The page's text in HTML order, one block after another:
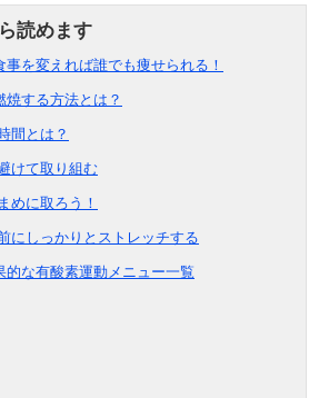
を変えれば誰でも痩せられる！
する方法とは？
間とは？
けて取り組む
に取ろう！
にしっかりとストレッチする
な有酸素運動メニュー一覧